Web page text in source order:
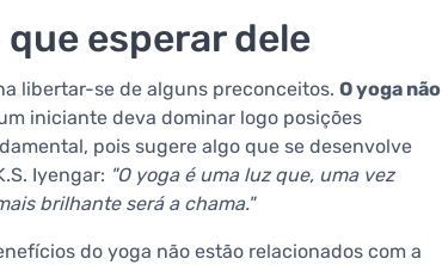
que esperar dele
libertar-se de alguns preconceitos. O yoga não
iniciante deva dominar logo posições
pois sugere algo que se desenvolve
Iyengar: "O yoga é uma luz que, uma vez
brilhante será a chama."
do yoga não estão relacionados com a